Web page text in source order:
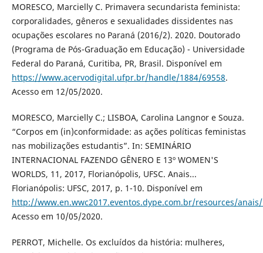
MORESCO, Marcielly C. Primavera secundarista feminista:
corporalidades, gêneros e sexualidades dissidentes nas
ocupações escolares no Paraná (2016/2). 2020. Doutorado
(Programa de Pós-Graduação em Educação) - Universidade
Federal do Paraná, Curitiba, PR, Brasil. Disponível em
https://www.acervodigital.ufpr.br/handle/1884/69558.
Acesso em 12/05/2020.
MORESCO, Marcielly C.; LISBOA, Carolina Langnor e Souza.
“Corpos em (in)conformidade: as ações políticas feministas
nas mobilizações estudantis”. In: SEMINÁRIO
INTERNACIONAL FAZENDO GÊNERO E 13º WOMEN'S
WORLDS, 11, 2017, Florianópolis, UFSC. Anais...
Florianópolis: UFSC, 2017, p. 1-10. Disponível em
http://www.en.wwc2017.eventos.dype.com.br/resources/anais/
Acesso em 10/05/2020.
PERROT, Michelle. Os excluídos da história: mulheres,